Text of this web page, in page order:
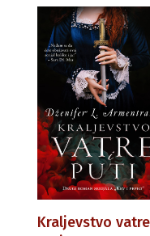
Kraljevstvo